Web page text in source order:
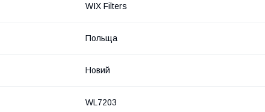
WIX Filters
Польща
Новий
WL7203